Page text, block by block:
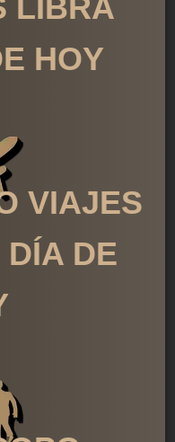
LIBRA
HOY
VIAJES
DE